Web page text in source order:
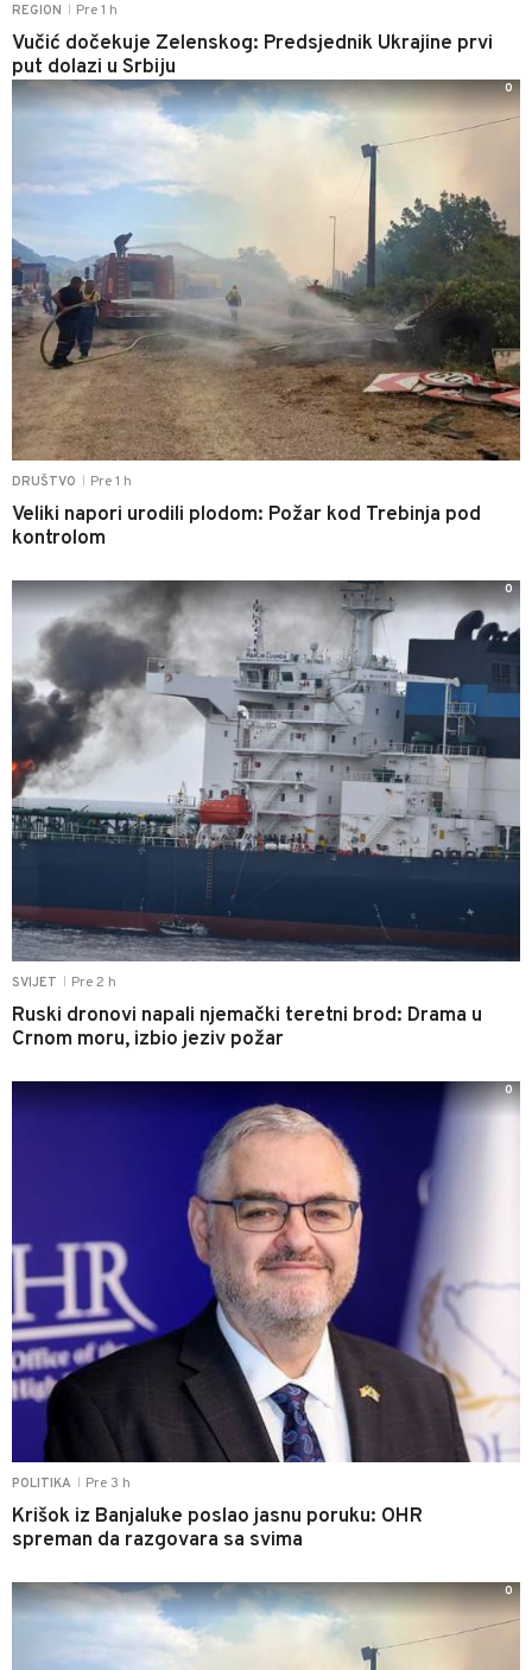
REGION Pre 1 h
Vučić dočekuje Zelenskog: Predsjednik Ukrajine prvi
put dolazi u Srbiju
DRUŠTVO Pre 1 h
Veliki napori urodili plodom: Požar kod Trebinja pod
kontrolom
0
SVIJET Pre 2 h
Ruski dronovi napali njemački teretni brod: Drama u
Crnom moru, izbio jeziv požar
0
POLITIKA Pre 3 h
Krišok iz Banjaluke poslao jasnu poruku: OHR
spreman da razgovara sa svima
0
0